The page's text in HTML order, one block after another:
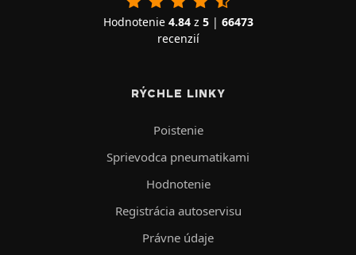
Hodnotenie 4.84z 5| 66473
recenzií
RÝCHLE LINKY
Poistenie
Sprievodca pneumatikami
Hodnotenie
Registrácia autoservisu
Právne údaje